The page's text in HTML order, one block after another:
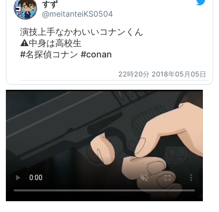
すず
@meitanteiKS0504
演技上手なかわいいコナンくん
⚠️中身は高校生
#名探偵コナン #conan
22時20分 2018年05月05日